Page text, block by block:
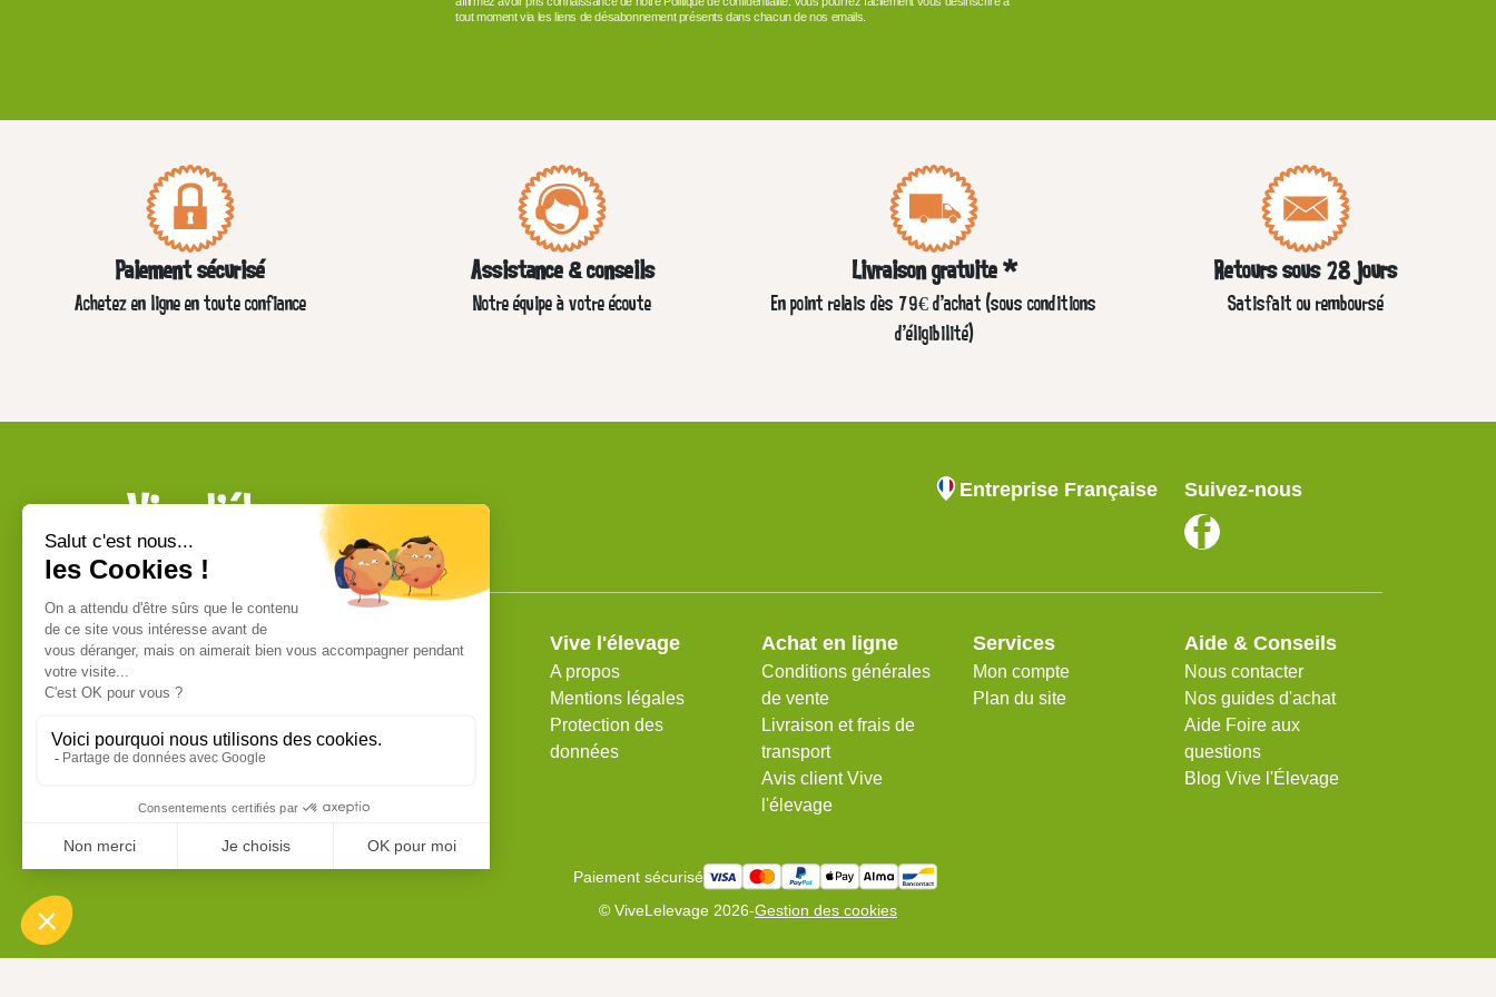
tout moment via les liens de désabonnement présents dans chacun de nos emails.
Paiement sécurisé
Achetez en ligne en toute confiance
Assistance & conseils
Notre équipe à votre écoute
Livraison gratuite *
En point relais dès 79€ d’achat (sous conditions
d'éligibilité)
Retours sous 28 jours
Satisfait ou remboursé
Entreprise Française Suivez-nous
Vive l'élevage
A propos
Mentions légales
Protection des
données
Achat en ligne
Conditions générales
de vente
Livraison et frais de
transport
Avis client Vive
l'élevage
Services
Mon compte
Plan du site
Aide & Conseils
Nous contacter
Nos guides d'achat
Aide Foire aux
questions
Blog Vive l'Élevage
Paiement sécurisé
© ViveLelevage 2026-Gestion des cookies